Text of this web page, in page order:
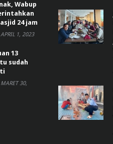
Wabup
24 jam
APRIL 1, 2023
13
sudah
MARET 30,